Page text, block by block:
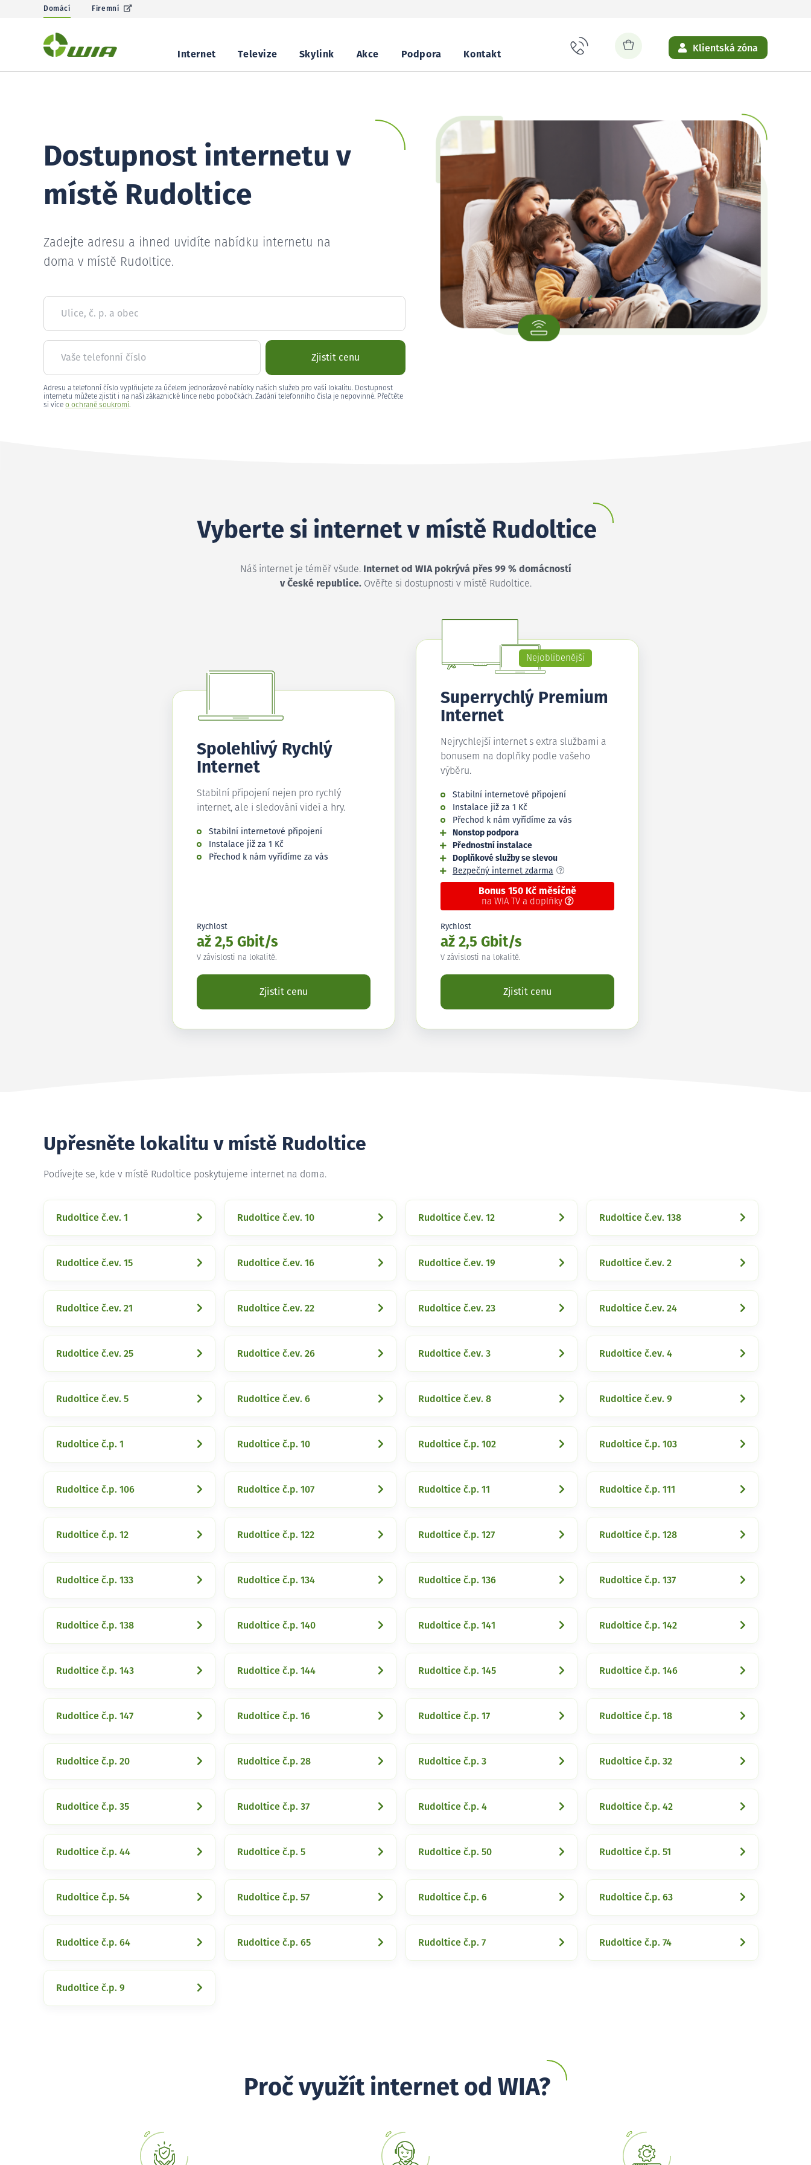
Domácí Firemní
Internet Televize Skylink Akce Podpora Kontakt
Klientská zóna
Dostupnost internetu v
místě Rudoltice
Zadejte adresu a ihned uvidíte nabídku internetu na
doma v místě Rudoltice.
Ulice, č. p. a obec
Vaše telefonní číslo Zjistit cenu
Adresu a telefonní číslo vyplňujete za účelem jednorázové nabídky našich služeb pro vaši lokalitu. Dostupnost
internetu můžete zjistit i na naší zákaznické lince nebo pobočkách. Zadání telefonního čísla je nepovinné. Přečtěte
si více o ochraně soukromí.
Vyberte si internet v místě Rudoltice
Náš internet je téměř všude.
Internet od WIA pokrývá přes 99 % domácností
v České republice.Ověřte si dostupnosti v místě Rudoltice.
Spolehlivý Rychlý
Internet
Stabilní připojení nejen pro rychlý
internet, ale i sledování videí a hry.
Stabilní internetové připojení
Instalace již za 1 Kč
Přechod k nám vyřídíme za vás
Rychlost
až 2,5 Gbit/s
V závislosti na lokalitě.
Zjistit cenu
Nejoblíbenější
Superrychlý Premium
Internet
Nejrychlejší internet s extra službami a
bonusem na doplňky podle vašeho
výběru.
Stabilní internetové připojení
Instalace již za 1 Kč
Přechod k nám vyřídíme za vás
Nonstop podpora
Přednostní instalace
Doplňkové služby se slevou
Bezpečný internet zdarma
Bonus 150 Kč měsíčně
na WIA TV a doplňky
Rychlost
až 2,5 Gbit/s
V závislosti na lokalitě.
Zjistit cenu
Upřesněte lokalitu v místě Rudoltice
Podívejte se, kde v místě Rudoltice poskytujeme internet na doma.
Rudoltice č.ev. 1 Rudoltice č.ev. 10 Rudoltice č.ev. 12 Rudoltice č.ev. 138
Rudoltice č.ev. 15 Rudoltice č.ev. 16 Rudoltice č.ev. 19 Rudoltice č.ev. 2
Rudoltice č.ev. 21 Rudoltice č.ev. 22 Rudoltice č.ev. 23 Rudoltice č.ev. 24
Rudoltice č.ev. 25 Rudoltice č.ev. 26 Rudoltice č.ev. 3 Rudoltice č.ev. 4
Rudoltice č.ev. 5 Rudoltice č.ev. 6 Rudoltice č.ev. 8 Rudoltice č.ev. 9
Rudoltice č.p. 1 Rudoltice č.p. 10 Rudoltice č.p. 102 Rudoltice č.p. 103
Rudoltice č.p. 106 Rudoltice č.p. 107 Rudoltice č.p. 11 Rudoltice č.p. 111
Rudoltice č.p. 12 Rudoltice č.p. 122 Rudoltice č.p. 127 Rudoltice č.p. 128
Rudoltice č.p. 133 Rudoltice č.p. 134 Rudoltice č.p. 136 Rudoltice č.p. 137
Rudoltice č.p. 138 Rudoltice č.p. 140 Rudoltice č.p. 141 Rudoltice č.p. 142
Rudoltice č.p. 143 Rudoltice č.p. 144 Rudoltice č.p. 145 Rudoltice č.p. 146
Rudoltice č.p. 147 Rudoltice č.p. 16 Rudoltice č.p. 17 Rudoltice č.p. 18
Rudoltice č.p. 20 Rudoltice č.p. 28 Rudoltice č.p. 3 Rudoltice č.p. 32
Rudoltice č.p. 35 Rudoltice č.p. 37 Rudoltice č.p. 4 Rudoltice č.p. 42
Rudoltice č.p. 44 Rudoltice č.p. 5 Rudoltice č.p. 50 Rudoltice č.p. 51
Rudoltice č.p. 54 Rudoltice č.p. 57 Rudoltice č.p. 6 Rudoltice č.p. 63
Rudoltice č.p. 64 Rudoltice č.p. 65 Rudoltice č.p. 7 Rudoltice č.p. 74
Rudoltice č.p. 9
Proč využít internet od WIA?